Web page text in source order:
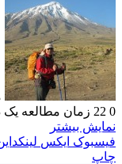
0
زمان مطالعه یک
نمایش بیشتر
فیسبوک ایکس
چاپ